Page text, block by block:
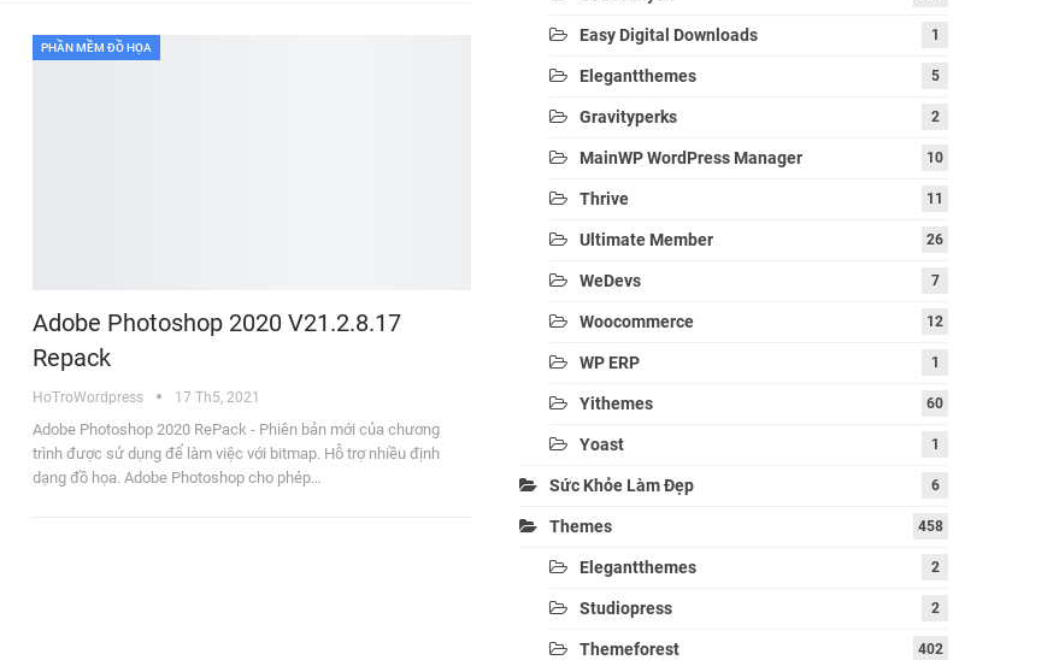
PHẦN MỀM ĐỒ HỌA
Adobe Photoshop 2020 V21.2.8.17
Repack
HoTroWordpress 17 Th5, 2021
Adobe Photoshop 2020 RePack - Phiên bản mới của chương
trình được sử dụng để làm việc với bitmap. Hỗ trợ nhiều định
dạng đồ họa. Adobe Photoshop cho phép…
Easy Digital Downloads 1
Elegantthemes 5
Gravityperks 2
MainWP WordPress Manager 10
Thrive 11
Ultimate Member 26
WeDevs 7
Woocommerce 12
WP ERP 1
Yithemes 60
Yoast 1
Sức Khỏe Làm Đẹp 6
Themes 458
Elegantthemes 2
Studiopress 2
Themeforest 402